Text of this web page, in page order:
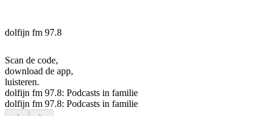
dolfijn fm 97.8
Scan de code,
download de app,
luisteren.
dolfijn fm 97.8: Podcasts in familie
dolfijn fm 97.8: Podcasts in familie